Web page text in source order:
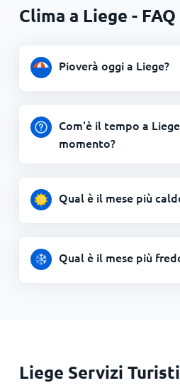
Clima a Liege - FAQ
Pioverà oggi a Liege?
Com'è il tempo a
momento?
Qual è il mese più
Qual è il mese più
Liege Servizi